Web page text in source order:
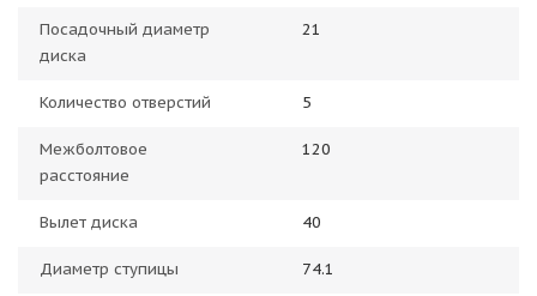
Посадочный диаметр
диска
21
Количество отверстий 5
Межболтовое
расстояние
120
Вылет диска 40
Диаметр ступицы 74.1